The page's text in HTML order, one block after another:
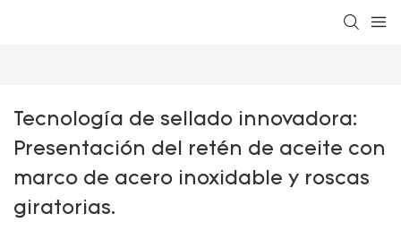
Tecnología de sellado innovadora:
Presentación del retén de aceite con
marco de acero inoxidable y roscas
giratorias.